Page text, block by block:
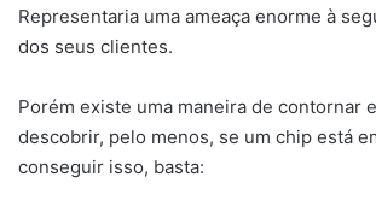
Representaria uma ameaça enorme à
dos seus clientes.
Porém existe uma maneira de contornar
descobrir, pelo menos, se um chip está
conseguir isso, basta: